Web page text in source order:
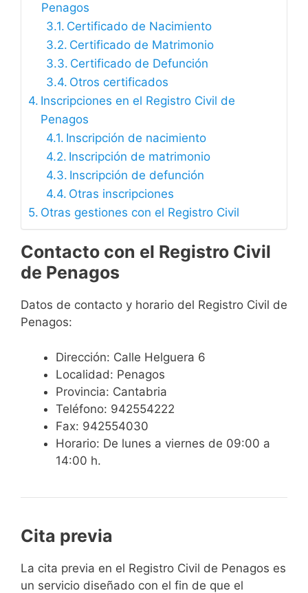
Penagos
Certificado de Nacimiento
Certificado de Matrimonio
Certificado de Defunción
Otros certificados
Inscripciones en el Registro Civil de
Penagos
Inscripción de nacimiento
Inscripción de matrimonio
Inscripción de defunción
Otras inscripciones
Otras gestiones con el Registro Civil
Contacto con el Registro Civil
de Penagos
Datos de contacto y horario del Registro Civil de
Penagos:
Dirección: Calle Helguera 6
Localidad: Penagos
Provincia: Cantabria
Teléfono: 942554222
Fax: 942554030
Horario: De lunes a viernes de 09:00 a
14:00 h.
Cita previa
​​​​​​​​​​​​​​​​​​​​​​​​​​​​La cita previa en el Registro Civil de Penagos es
un servicio diseñado con el fin de que el